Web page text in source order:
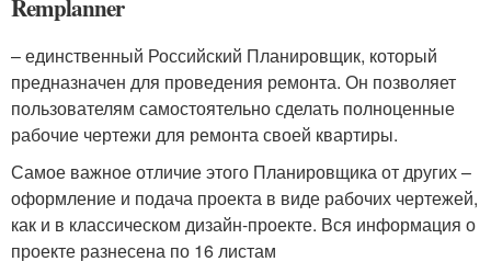
Remplanner
– единственный Российский Планировщик, который
предназначен для проведения ремонта. Он позволяет
пользователям самостоятельно сделать полноценные
рабочие чертежи для ремонта своей квартиры.
Самое важное отличие этого Планировщика от других –
оформление и подача проекта в виде рабочих чертежей,
как и в классическом дизайн-проекте. Вся информация о
проекте разнесена по 16 листам